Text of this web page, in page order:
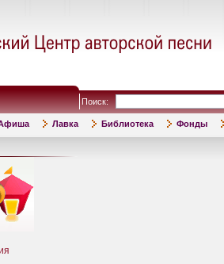
Поиск:
Лавка Библиотека Фонды